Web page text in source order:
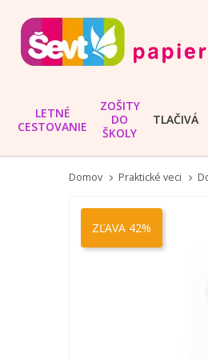
LETNÉ
CESTOVANIE
ZOŠITY
DO
ŠKOLY
TLAČIVÁ
Domov Praktické veci
koniec
galérie
ZĽAVA 42%